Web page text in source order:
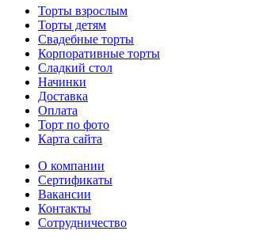
Торты взрослым
Торты детям
Свадебные торты
Корпоративные торты
Сладкий стол
Начинки
Доставка
Оплата
Торт по фото
Карта сайта
О компании
Сертификаты
Вакансии
Контакты
Сотрудничество